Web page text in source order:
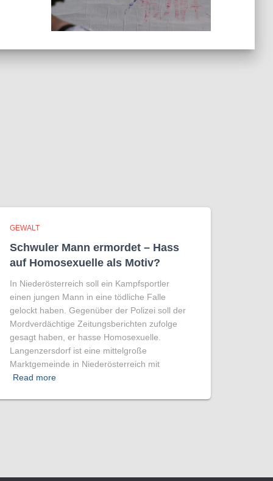
GEWALT
Schwuler Mann ermordet – Hass
auf Homo­sexuelle als Motiv?
In Niederösterreich soll ein Kampfsportler
einen jungen Mann in eine tödliche Falle
gelockt haben. Gegenüber der Polizei soll der
Mordverdächtige Zeitungsberichten zufolge
gesagt haben, er hasse Homosexuelle.
Langenzersdorf ist eine mittelgroße
Marktgemeinde in Niederösterreich mit
Read more